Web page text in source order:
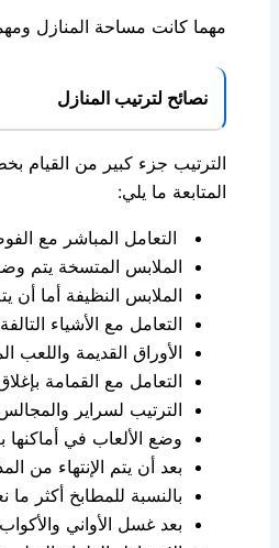
مهما كانت مساحة المنازل
نصائح لترتيب المنازل
الترتيب جزء كبير من القيام
المتابعة ما يلي:
التعامل المباشر مع
الملابس المتسخة يتم
الملابس النظيفة أما
التعامل مع الأشياء
الأوراق القديمة
التعامل مع القمامة
الترتيب لسراير
وضع الألعاب في
بعد أن يتم الإنتهاء من
بالنسبة للمطابخ أكثر ما
بعد غسل الأواني